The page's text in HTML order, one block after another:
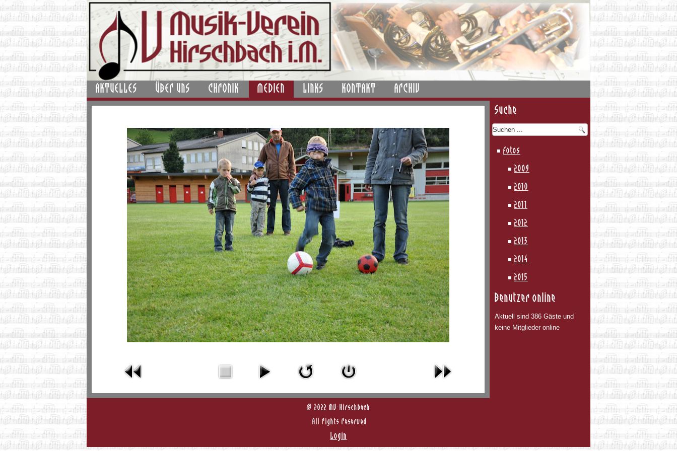
AKTUELLES ÜBER UNS CHRONIK MEDIEN LINKS KONTAKT
ARCHIV
Suche
Fotos
2009
2010
2011
2012
2013
2014
2015
Benutzer online
Aktuell sind 386 Gäste und
keine Mitglieder online
© 2022 MV-Hirschbach
All Rights Reserved
Login